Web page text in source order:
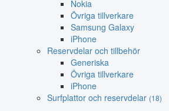
Nokia
Övriga tillverkare
Samsung Galaxy
iPhone
Reservdelar och tillbehör
Generiska
Övriga tillverkare
iPhone
Surfplattor och reservdelar (18)